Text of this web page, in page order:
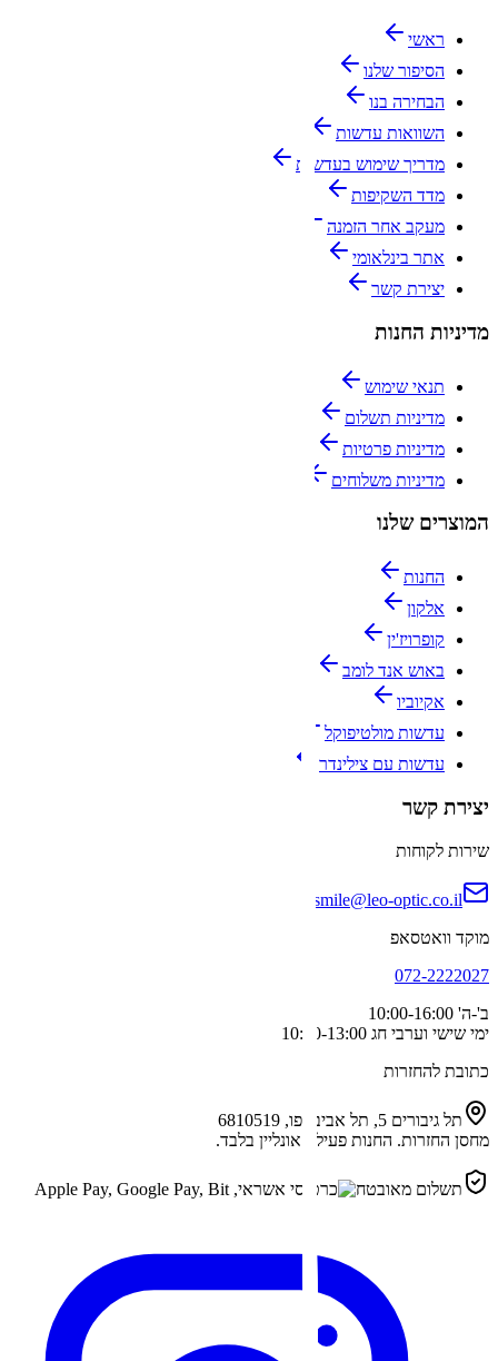
ראשי
הסיפור שלנו
הבחירה בנו
השוואות עדשות
מדריך שימוש בעדשות
מדד השקיפות
מעקב אחר הזמנה
אתר בינלאומי
יצירת קשר
מדיניות החנות
תנאי שימוש
מדיניות תשלום
מדיניות פרטיות
מדיניות משלוחים
המוצרים שלנו
החנות
אלקון
קופרויז'ין
באוש אנד לומב
אקיוביו
עדשות מולטיפוקל
עדשות עם צילינדר
יצירת קשר
שירות לקוחות
smile@leo-optic.co.il
מוקד וואטסאפ
072-2222027
ב'-ה'
ימי שישי וערבי חג 10:00-13:00
כתובת להחזרות
תל גיבורים 5, תל אביב-יפו, 6810519
מחסן החזרות. החנות פעילה אונליין בלבד.
תשלום מאובטח